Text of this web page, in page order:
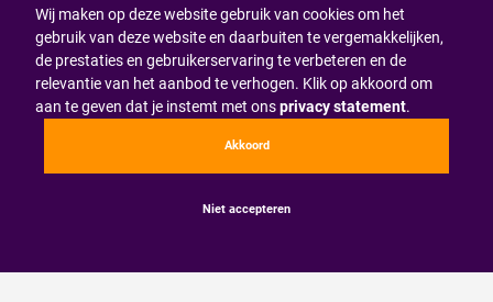
Wij maken op deze website gebruik van cookies om het
gebruik van deze website en daarbuiten te vergemakkelijken,
de prestaties en gebruikerservaring te verbeteren en de
relevantie van het aanbod te verhogen. Klik op akkoord om
aan te geven dat je instemt met onsprivacy statement.
Akkoord
Niet accepteren